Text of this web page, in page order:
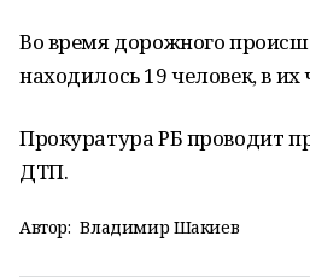
Во время дорожного
находилось 19 человек, в
Прокуратура РБ проводит
ДТП.
Автор: Владимир Шакиев